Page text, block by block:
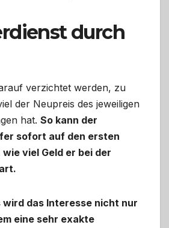
durch
verzichtet werden, zu
der Neupreis des jeweiligen
hat. So kann der
sofort auf den ersten
viel Geld er bei der
wird das Interesse nicht nur
eine sehr exakte